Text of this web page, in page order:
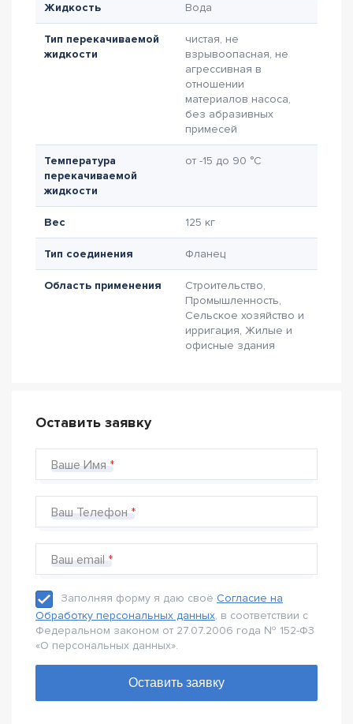
Жидкость Вода
Тип перекачиваемой
жидкости
чистая, не
взрывоопасная, не
агрессивная в
отношении
материалов насоса,
без абразивных
примесей
Температура
перекачиваемой
жидкости
от -15 до 90 °C
Вес 125 кг
Тип соединения Фланец
Область применения
Строительство,
Промышленность,
Сельское хозяйство и
ирригация, Жилые и
офисные здания
Оставить заявку
Ваше Имя
Ваш Телефон
Ваш email
Заполняя форму я даю своё Согласие на
Обработку персональных данных, в соответствии с
Федеральном законом от 27.07.2006 года № 152-Ф3
«О персональных данных».